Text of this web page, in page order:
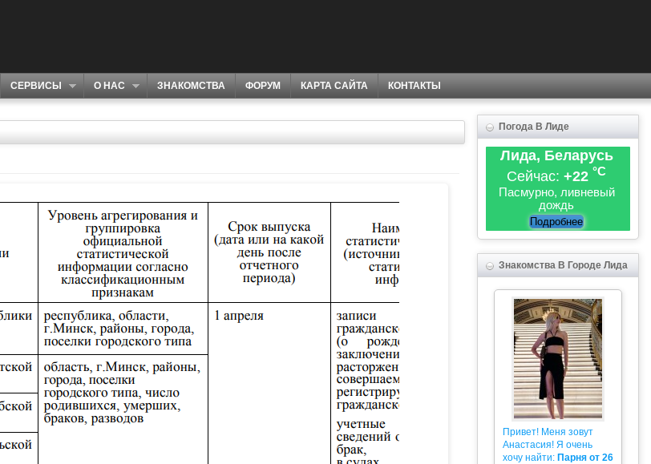
СЕРВИСЫ О НАС ЗНАКОМСТВА ФОРУМ КАРТА САЙТА КОНТАКТЫ
Погода В Лиде
Лида, Беларусь
Сейчас: +22 °C
Пасмурно, ливневый
дождь
Подробнее
Знакомства В Городе Лида
Привет! Меня зовут
Анастасия! Я очень
хочу найти: Парня от 26